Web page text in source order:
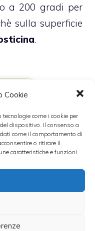
Cookie
come i cookie per
dispositivo. Il consenso a
come il comportamento di
o ritirare il
caratteristiche e funzioni.
a 200 gradi per
sulla superficie
.
di